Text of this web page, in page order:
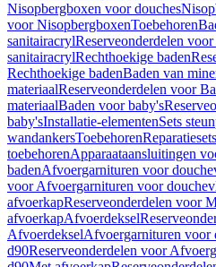
Nisopbergboxen voor douches
voor NisopbergboxenToebehoren
sanitairacrylReserveonderdelen
sanitairacrylRechthoekige baden
Rechthoekige badenBaden van
materiaalReserveonderdelen voor
materiaalBaden voor baby's
baby'sInstallatie-elementenSets
wandankersToebehorenReparatiesets
toebehorenApparaataansluitingen
badenAfvoergarnituren voor
voor Afvoergarnituren voor
afvoerkapReserveonderdelen voor
afvoerkapAfvoerdeksel
AfvoerdekselAfvoergarnituren voor
d90Reserveonderdelen voor